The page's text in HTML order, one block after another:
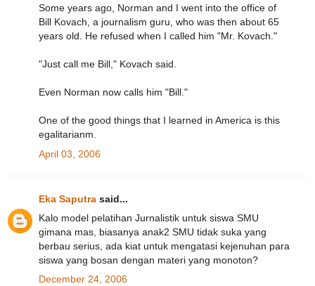
Some years ago, Norman and I went into the office of
Bill Kovach, a journalism guru, who was then about 65
years old. He refused when I called him "Mr. Kovach."
"Just call me Bill," Kovach said.
Even Norman now calls him "Bill."
One of the good things that I learned in America is this
egalitarianm.
April 03, 2006
Eka Saputra said...
Kalo model pelatihan Jurnalistik untuk siswa SMU
gimana mas, biasanya anak2 SMU tidak suka yang
berbau serius, ada kiat untuk mengatasi kejenuhan para
siswa yang bosan dengan materi yang monoton?
December 24, 2006